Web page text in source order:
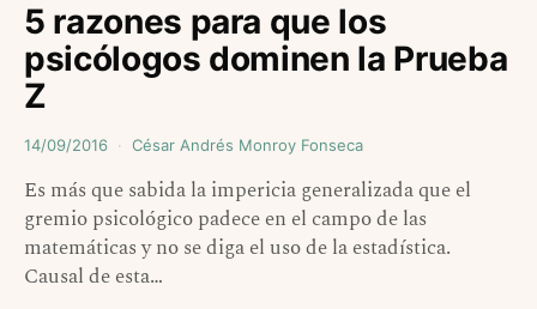
5 razones para que los
psicólogos dominen la Prueba
Z
14/09/2016 César Andrés Monroy Fonseca
Es más que sabida la impericia generalizada que el
gremio psicológico padece en el campo de las
matemáticas y no se diga el uso de la estadística.
Causal de esta…